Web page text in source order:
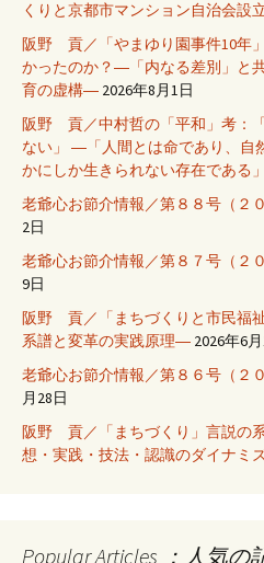
くりと京都市マンション自治会設
阪野 貢／「やまゆり園事件10年
かったのか？―「内なる差別」と
育の虚構― 2026年8月1日
阪野 貢／中村哲の「平和」考：
ない」 ―「人間とは命であり、自
かにしか生きられない存在である
老爺心お節介情報／第８８号（２
2日
老爺心お節介情報／第８７号（２
9日
阪野 貢／「まちづくりと市民福
系譜と変革の実践原理― 2026年6
老爺心お節介情報／第８６号（２
月28日
阪野 貢／「まちづくり」言説の
想・実践・技法・認識のダイナミ
Popular Articles ：人気の